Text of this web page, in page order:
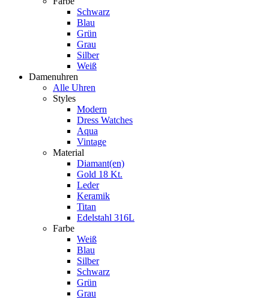
Schwarz
Blau
Grün
Grau
Silber
Weiß
Damenuhren
Alle Uhren
Styles
Modern
Dress Watches
Aqua
Vintage
Material
Diamant(en)
Gold 18 Kt.
Leder
Keramik
Titan
Edelstahl 316L
Farbe
Weiß
Blau
Silber
Schwarz
Grün
Grau